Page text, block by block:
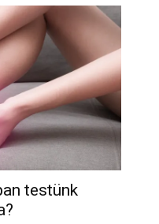
testünk